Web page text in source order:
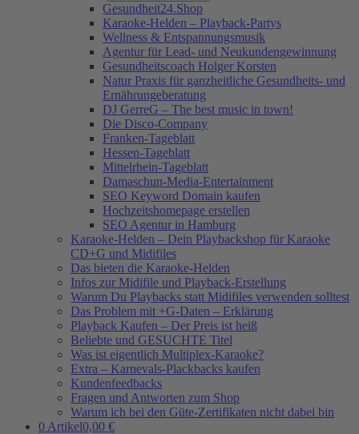
Gesundheit24.Shop
Karaoke-Helden – Playback-Partys
Wellness & Entspannungsmusik
Agentur für Lead- und Neukundengewinnung
Gesundheitscoach Holger Korsten
Natur Praxis für ganzheitliche Gesundheits- und
Ernährungeberatung
DJ GerreG – The best music in town!
Die Disco-Company
Franken-Tageblatt
Hessen-Tageblatt
Mittelrhein-Tageblatt
Damaschun-Media-Entertainment
SEO Keyword Domain kaufen
Hochzeitshomepage erstellen
SEO Agentur in Hamburg
Karaoke-Helden – Dein Playbackshop für Karaoke
CD+G und Midifiles
Das bieten die Karaoke-Helden
Infos zur Midifile und Playback-Erstellung
Warum Du Playbacks statt Midifiles verwenden solltest
Das Problem mit +G-Daten – Erklärung
Playback Kaufen – Der Preis ist heiß
Beliebte und GESUCHTE Titel
Was ist eigentlich Multiplex-Karaoke?
Extra – Karnevals-Plackbacks kaufen
Kundenfeedbacks
Fragen und Antworten zum Shop
Warum ich bei den Güte-Zertifikaten nicht dabei bin
0 Artikel0,00 €